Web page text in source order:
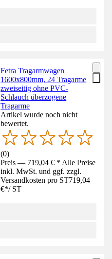
Fetra Tragarmwagen
1600x800mm, 24 Tragarme
zweiseitig ohne PVC-
Schlauch überzogene
Tragarme
Artikel wurde noch nicht
bewertet.
(0)
Preis — 719,04 € * Alle Preise
inkl. MwSt. und ggf. zzgl.
Versandkosten pro ST719,04
€*/ ST